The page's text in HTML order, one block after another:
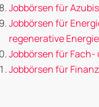
Jobbörsen für
Jobbörsen für
regenerative Energie
Jobbörsen für
Jobbörsen für